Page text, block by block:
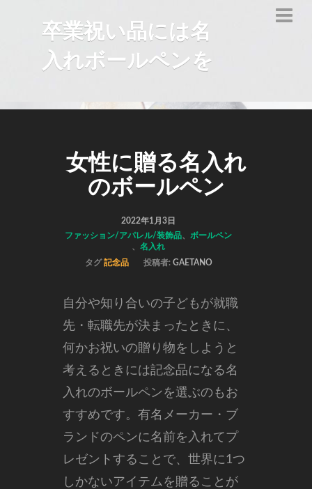
卒業祝い品には名
入れボールペンを
女性に贈る名入れ
のボールペン
2022年1月3日
ファッション/アパレル/装飾品、 ボールペン
、名入れ
タグ記念品 投稿者: GAETANO
自分や知り合いの子どもが就職
先・転職先が決まったときに、
何かお祝いの贈り物をしようと
考えるときには記念品になる名
入れのボールペンを選ぶのもお
すすめです。 有名メーカー・ブ
ランドのペンに名前を入れてプ
レゼントすることで、世界に1つ
しかないアイテムを贈ることが